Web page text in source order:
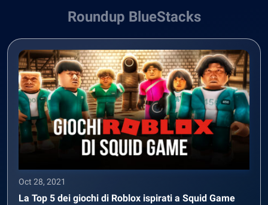
Roundup BlueStacks
Oct 28, 2021
La Top 5 dei giochi di Roblox ispirati a Squid Game